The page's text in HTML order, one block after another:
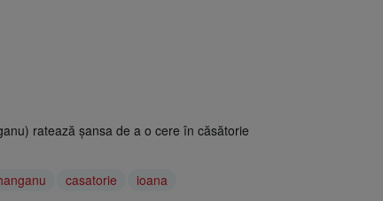
ratează șansa de a o cere în căsătorie
casatorie
ioana